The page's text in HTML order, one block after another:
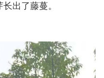
出了藤蔓。